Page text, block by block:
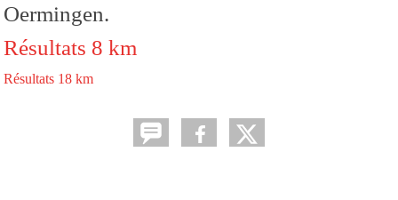
Oermingen.
Résultats 8 km
Résultats 18 km